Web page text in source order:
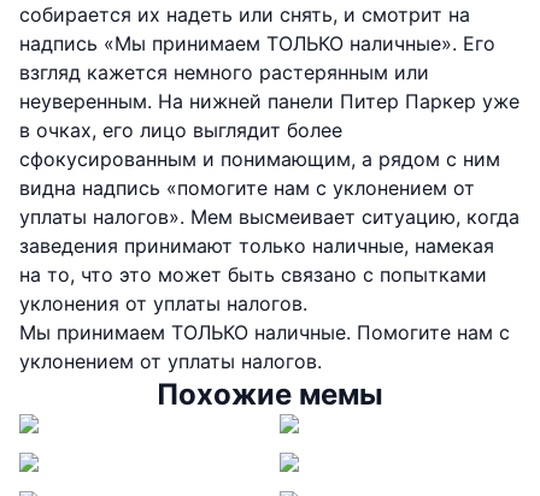
собирается их надеть или снять, и смотрит на
надпись «Мы принимаем ТОЛЬКО наличные». Его
взгляд кажется немного растерянным или
неуверенным. На нижней панели Питер Паркер уже
в очках, его лицо выглядит более
сфокусированным и понимающим, а рядом с ним
видна надпись «помогите нам с уклонением от
уплаты налогов». Мем высмеивает ситуацию, когда
заведения принимают только наличные, намекая
на то, что это может быть связано с попытками
уклонения от уплаты налогов.
Мы принимаем ТОЛЬКО наличные. Помогите нам с
уклонением от уплаты налогов.
Похожие мемы